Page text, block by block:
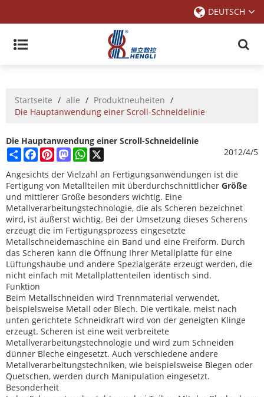
DEUTSCH
Startseite / alle / Produktneuheiten /
Die Hauptanwendung einer Scroll-Schneidelinie
Die Hauptanwendung einer Scroll-Schneidelinie
ShareFacebook
PinterestMastodonWhatsApp
2012/4/5
Angesichts der Vielzahl an Fertigungsanwendungen ist die
Fertigung von Metallteilen mit überdurchschnittlicher Größe
und mittlerer Größe besonders wichtig. Eine
Metallverarbeitungstechnologie, die als Scheren bezeichnet
wird, ist äußerst wichtig. Bei der Umsetzung dieses Scherens
erzeugt die im Fertigungsprozess eingesetzte
Metallschneidemaschine ein Band und eine Freiform. Durch
das Scheren kann die Öffnung Ihrer Metallplatte für eine
Lüftungshaube und andere Spezialgeräte erzeugt werden, die
nicht einfach mit Metallplattenteilen identisch sind.
Funktion
Beim Metallschneiden wird Trennmaterial verwendet,
beispielsweise Metall oder Blech. Die vertikale, meist nach
unten gerichtete Schneidkraft wird von der geneigten Klinge
erzeugt. Scheren ist eine weit verbreitete
Metallverarbeitungstechnologie und wird zum Schneiden
dünner Bleche eingesetzt. Auch verschiedene andere
Metallverarbeitungstechniken, wie beispielsweise Biegen oder
Quetschen, werden durch Manipulation eingesetzt.
Besonderheit